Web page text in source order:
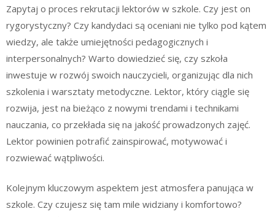
Zapytaj o proces rekrutacji lektorów w szkole. Czy jest on
rygorystyczny? Czy kandydaci są oceniani nie tylko pod kątem
wiedzy, ale także umiejętności pedagogicznych i
interpersonalnych? Warto dowiedzieć się, czy szkoła
inwestuje w rozwój swoich nauczycieli, organizując dla nich
szkolenia i warsztaty metodyczne. Lektor, który ciągle się
rozwija, jest na bieżąco z nowymi trendami i technikami
nauczania, co przekłada się na jakość prowadzonych zajęć.
Lektor powinien potrafić zainspirować, motywować i
rozwiewać wątpliwości.
Kolejnym kluczowym aspektem jest atmosfera panująca w
szkole. Czy czujesz się tam mile widziany i komfortowo?